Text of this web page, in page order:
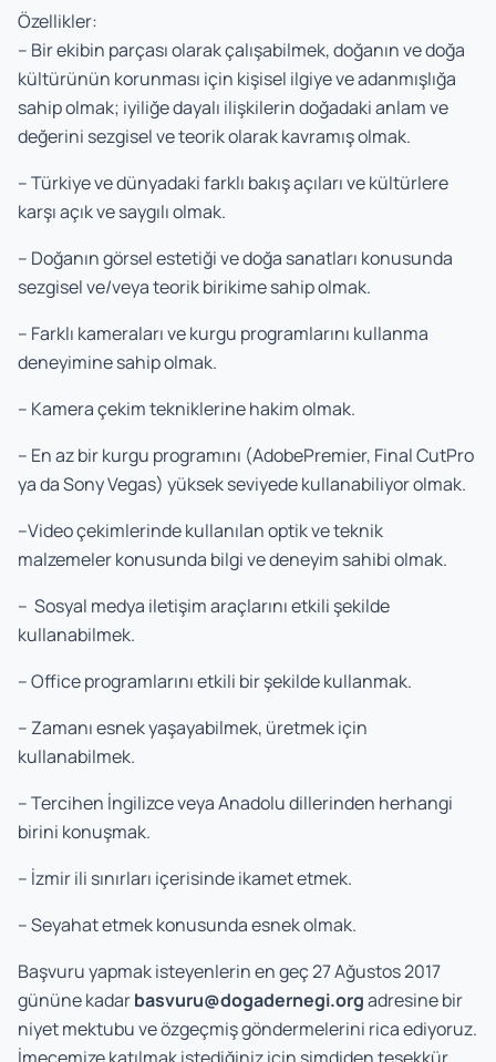
Özellikler:
– Bir ekibin parçası olarak çalışabilmek, doğanın ve doğa
kültürünün korunması için kişisel ilgiye ve adanmışlığa
sahip olmak; iyiliğe dayalı ilişkilerin doğadaki anlam ve
değerini sezgisel ve teorik olarak kavramış olmak.
– Türkiye ve dünyadaki farklı bakış açıları ve kültürlere
karşı açık ve saygılı olmak.
– Doğanın görsel estetiği ve doğa sanatları konusunda
sezgisel ve/veya teorik birikime sahip olmak.
– Farklı kameraları ve kurgu programlarını kullanma
deneyimine sahip olmak.
– Kamera çekim tekniklerine hakim olmak.
– En az bir kurgu programını (AdobePremier, Final CutPro
ya da Sony Vegas) yüksek seviyede kullanabiliyor olmak.
–Video çekimlerinde kullanılan optik ve teknik
malzemeler konusunda bilgi ve deneyim sahibi olmak.
– Sosyal medya iletişim araçlarını etkili şekilde
kullanabilmek.
– Office programlarını etkili bir şekilde kullanmak.
– Zamanı esnek yaşayabilmek, üretmek için
kullanabilmek.
– Tercihen İngilizce veya Anadolu dillerinden herhangi
birini konuşmak.
– İzmir ili sınırları içerisinde ikamet etmek.
– Seyahat etmek konusunda esnek olmak.
Başvuru yapmak isteyenlerin en geç 27 Ağustos 2017
gününe kadarbasvuru@dogadernegi.orgadresine bir
niyet mektubu ve özgeçmiş göndermelerini rica ediyoruz.